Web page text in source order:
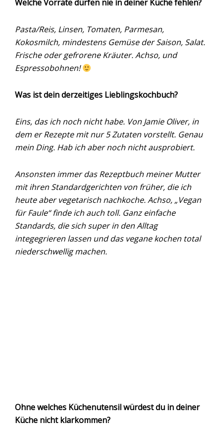
Welche Vorräte dürfen nie in deiner Küche fehlen?
Pasta/Reis, Linsen, Tomaten, Parmesan,
Kokosmilch, mindestens Gemüse der Saison, Salat.
Frische oder gefrorene Kräuter. Achso, und
Espressobohnen!
Was ist dein derzeitiges Lieblingskochbuch?
Eins, das ich noch nicht habe. Von Jamie Oliver, in
dem er Rezepte mit nur 5 Zutaten vorstellt. Genau
mein Ding. Hab ich aber noch nicht ausprobiert.
Ansonsten immer das Rezeptbuch meiner Mutter
mit ihren Standardgerichten von früher, die ich
heute aber vegetarisch nachkoche. Achso, „Vegan
für Faule“ finde ich auch toll. Ganz einfache
Standards, die sich super in den Alltag
integegrieren lassen und das vegane kochen total
niederschwellig machen.
Ohne welches Küchenutensil würdest du in deiner
Küche nicht klarkommen?